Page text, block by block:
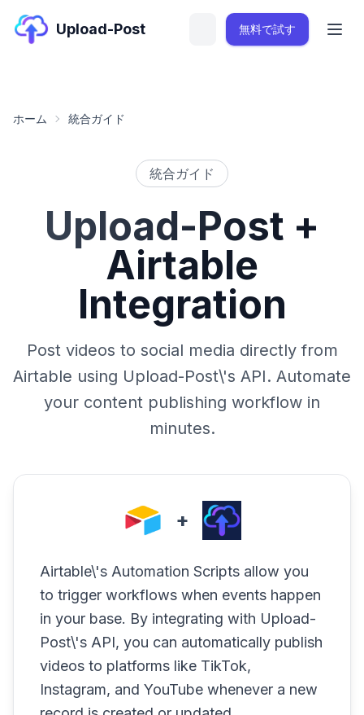
Upload-Post 無料で試す
ホーム 統合ガイド
統合ガイド
Upload-Post +
Airtable
Integration
Post videos to social media directly from
Airtable using Upload-Post\'s API. Automate
your content publishing workflow in
minutes.
+
Airtable\'s Automation Scripts allow you
to trigger workflows when events happen
in your base. By integrating with Upload-
Post\'s API, you can automatically publish
videos to platforms like TikTok,
Instagram, and YouTube whenever a new